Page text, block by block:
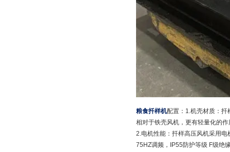
粮食扦样机配置：1.机壳材质：扦
相对于铁壳风机，更有轻量化的作
2.电机性能：扦样高压风机采用
75HZ调频，IP55防护等级 F级绝